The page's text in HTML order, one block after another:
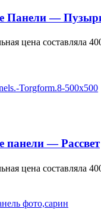
Панели —
цена составляла
панели — Рассвет
цена составляла